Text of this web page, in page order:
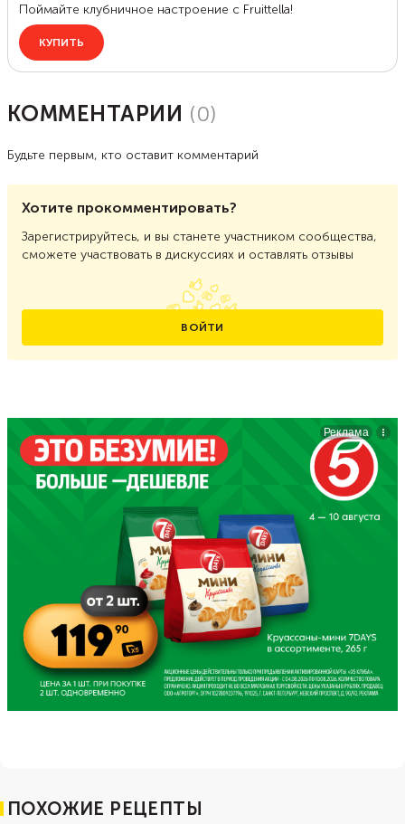
КОММЕНТАРИИ (0)
Будьте первым, кто оставит комментарий
Хотите прокомментировать?
Зарегистрируйтесь, и вы станете участником сообщества,
сможете участвовать в дискуссиях и оставлять отзывы
ВОЙТИ
ПОХОЖИЕ РЕЦЕПТЫ